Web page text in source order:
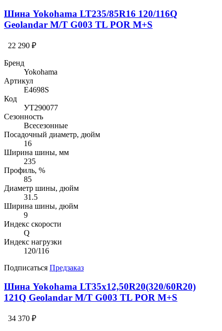
Шина Yokohama LT235/85R16 120/116Q
Geolandar M/T G003 TL POR M+S
22 290 ₽
Бренд
Yokohama
Артикул
E4698S
Код
УТ290077
Сезонность
Всесезонные
Посадочный диаметр, дюйм
16
Ширина шины, мм
235
Профиль, %
85
Диаметр шины, дюйм
31.5
Ширина шины, дюйм
9
Индекс скорости
Q
Индекс нагрузки
120/116
Подписаться Предзаказ
Шина Yokohama LT35x12,50R20(320/60R20)
121Q Geolandar M/T G003 TL POR M+S
34 370 ₽